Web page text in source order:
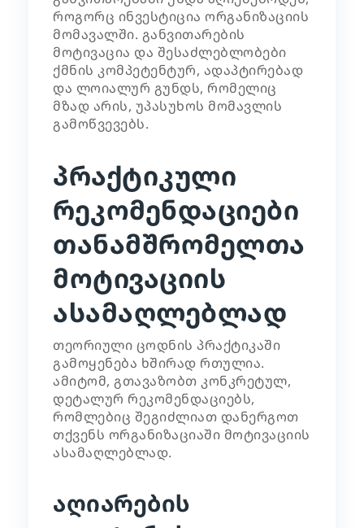
როგორც ინვესტიცია ორგანიზაციის
მომავალში. განვითარების
მოტივაცია და შესაძლებლობები
ქმნის კომპეტენტურ, ადაპტირებად
და ლოიალურ გუნდს, რომელიც
მზად არის, უპასუხოს მომავლის
გამოწვევებს.
პრაქტიკული
რეკომენდაციები
თანამშრომელთა
მოტივაციის
ასამაღლებლად
თეორიული ცოდნის პრაქტიკაში
გამოყენება ხშირად რთულია.
ამიტომ, გთავაზობთ კონკრეტულ,
დეტალურ რეკომენდაციებს,
რომლებიც შეგიძლიათ დანერგოთ
თქვენს ორგანიზაციაში მოტივაციის
ასამაღლებლად.
აღიარების